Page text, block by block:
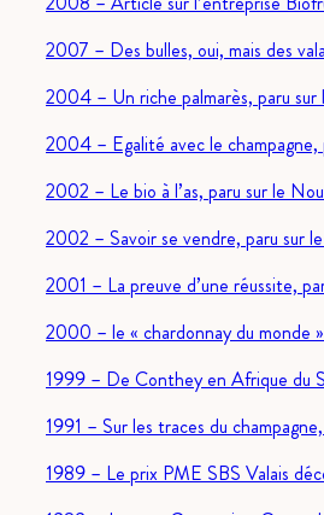
2007 – Des bulles, oui, mais des
2004 – Un riche palmarès, paru
2004 – Egalité avec le champagne,
2002 – Le bio à l’as, paru sur le
2002 – Savoir se vendre, paru sur
2001 – La preuve d’une réussite,
2000 – le « chardonnay du monde
1999 – De Conthey en Afrique du
1991 – Sur les traces du
1989 – Le prix PME SBS Valais